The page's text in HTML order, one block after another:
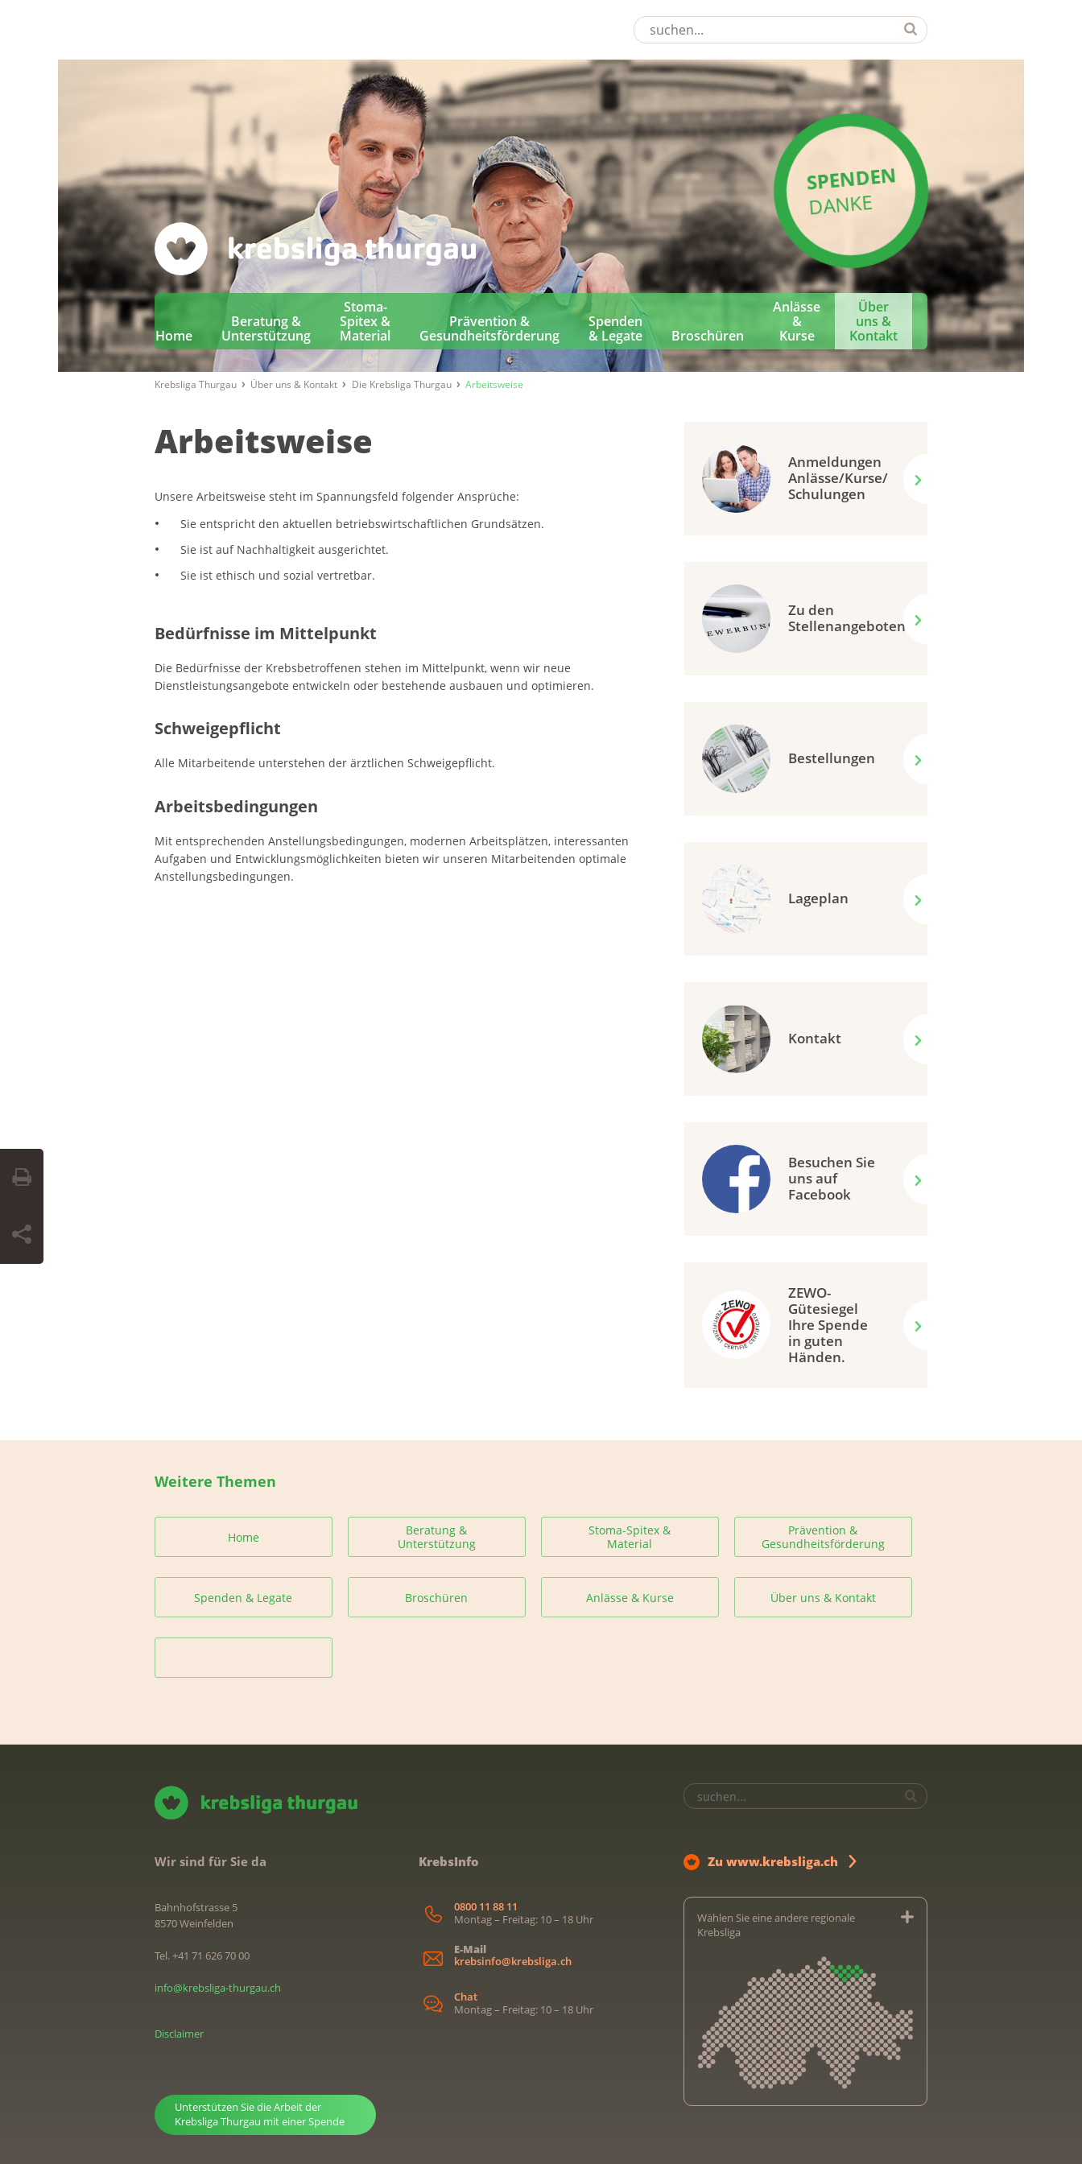
SPENDEN
DANKE
Home
Beratung &
Unterstützung
Stoma-
Spitex &
Material
Prävention &
Gesundheitsförderung
Spenden
& Legate
Broschüren
Anlässe
&
Kurse
Über
uns &
Kontakt
Krebsliga Thurgau Über uns & Kontakt Die Krebsliga Thurgau Arbeitsweise
Arbeitsweise
Unsere Arbeitsweise steht im Spannungsfeld folgender Ansprüche:
Sie entspricht den aktuellen betriebswirtschaftlichen Grundsätzen.
Sie ist auf Nachhaltigkeit ausgerichtet.
Sie ist ethisch und sozial vertretbar.
Bedürfnisse im Mittelpunkt
Die Bedürfnisse der Krebsbetroffenen stehen im Mittelpunkt, wenn wir neue
Dienstleistungsangebote entwickeln oder bestehende ausbauen und optimieren.
Schweigepflicht
Alle Mitarbeitende unterstehen der ärztlichen Schweigepflicht.
Arbeitsbedingungen
Mit entsprechenden Anstellungsbedingungen, modernen Arbeitsplätzen, interessanten
Aufgaben und Entwicklungsmöglichkeiten bieten wir unseren Mitarbeitenden optimale
Anstellungsbedingungen.
Anmeldungen
Anlässe/Kurse/
Schulungen
Zu den
Stellenangeboten
Bestellungen
Lageplan
Kontakt
Besuchen Sie
uns auf
Facebook
ZEWO-
Gütesiegel
Ihre Spende
in guten
Händen.
Weitere Themen
Home
Beratung &
Unterstützung
Stoma-Spitex &
Material
Prävention &
Gesundheitsförderung
Spenden & Legate Broschüren Anlässe & Kurse Über uns & Kontakt
Wir sind für Sie da
Bahnhofstrasse 5
8570 Weinfelden
Tel. +41 71 626 70 00
info@krebsliga-thurgau.ch
Disclaimer
Unterstützen Sie die Arbeit der
Krebsliga Thurgau mit einer Spende
KrebsInfo
0800 11 88 11
Montag – Freitag: 10 – 18 Uhr
E-Mail
krebsinfo@krebsliga.ch
Chat
Montag – Freitag: 10 – 18 Uhr
Zu www.krebsliga.ch
Wählen Sie eine andere regionale
Krebsliga